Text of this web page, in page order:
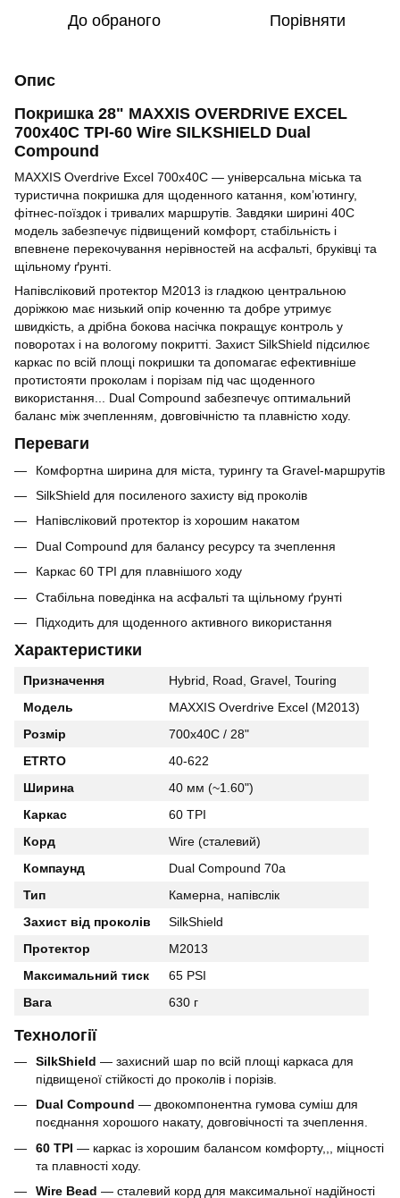
До обраного Порівняти
Опис
Покришка 28" MAXXIS OVERDRIVE EXCEL
700x40C TPI-60 Wire SILKSHIELD Dual
Compound
MAXXIS Overdrive Excel 700x40C — універсальна міська та
туристична покришка для щоденного катання, ком’ютингу,
фітнес-поїздок і тривалих маршрутів. Завдяки ширині 40C
модель забезпечує підвищений комфорт, стабільність і
впевнене перекочування нерівностей на асфальті, бруківці та
щільному ґрунті.
Напівсліковий протектор M2013 із гладкою центральною
доріжкою має низький опір коченню та добре утримує
швидкість, а дрібна бокова насічка покращує контроль у
поворотах і на вологому покритті. Захист SilkShield підсилює
каркас по всій площі покришки та допомагає ефективніше
протистояти проколам і порізам під час щоденного
використання... Dual Compound забезпечує оптимальний
баланс між зчепленням, довговічністю та плавністю ходу.
Переваги
Комфортна ширина для міста, турингу та Gravel-маршрутів
SilkShield для посиленого захисту від проколів
Напівсліковий протектор із хорошим накатом
Dual Compound для балансу ресурсу та зчеплення
Каркас 60 TPI для плавнішого ходу
Стабільна поведінка на асфальті та щільному ґрунті
Підходить для щоденного активного використання
Характеристики
Призначення
Hybrid, Road, Gravel, Touring
Модель
MAXXIS Overdrive Excel (M2013)
Розмір
700x40C / 28"
ETRTO
40-622
Ширина
40 мм (~1.60")
Каркас
60 TPI
Корд
Wire (сталевий)
Компаунд
Dual Compound 70a
Тип
Камерна, напівслік
Захист від проколів
SilkShield
Протектор
M2013
Максимальний тиск
65 PSI
Вага
630 г
Технології
SilkShield — захисний шар по всій площі каркаса для
підвищеної стійкості до проколів і порізів.
Dual Compound — двокомпонентна гумова суміш для
поєднання хорошого накату, довговічності та зчеплення.
60 TPI — каркас із хорошим балансом комфорту,,, міцності
та плавності ходу.
Wire Bead — сталевий корд для максимальної надійності